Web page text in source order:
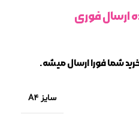
شما فورا ارسال میشه.
سایز A4